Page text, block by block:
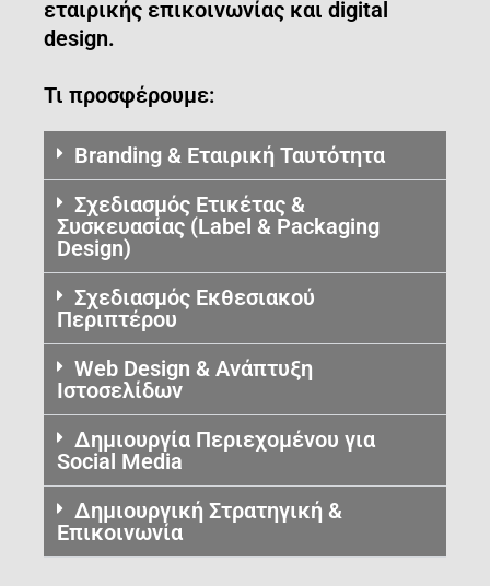
εταιρικής επικοινωνίας και digital
design.
Τι προσφέρουμε:
Branding & Εταιρική Ταυτότητα
Σχεδιασμός Ετικέτας &
Συσκευασίας (Label & Packaging
Design)
Σχεδιασμός Εκθεσιακού
Περιπτέρου
Web Design & Ανάπτυξη
Ιστοσελίδων
Δημιουργία Περιεχομένου για
Social Media
Δημιουργική Στρατηγική &
Επικοινωνία